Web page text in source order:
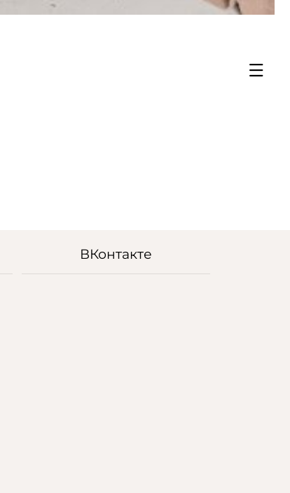
ВКонтакте